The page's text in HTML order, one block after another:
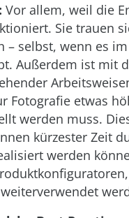
Vor allem, weil die
Sie trauen
– selbst, wenn es
Außerdem ist mit
Fotografie etwas
werden muss.
kürzester Zeit
werden